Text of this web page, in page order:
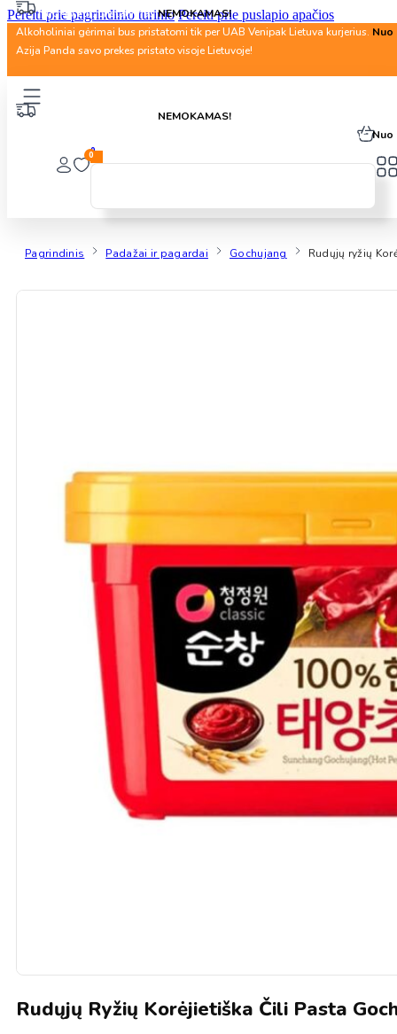
Pereiti prie pagrindinio turinio Pereiti prie puslapio apačios
Nuo 40 Eur. pristatymasNEMOKAMAS!
Alkoholiniai gėrimai bus pristatomi tik per UAB Venipak Lietuva kurjerius. Nuo
Azija Panda savo prekes pristato visoje Lietuvoje!
NEMOKAMAS!
Alkoholiniai gėrimai bus pristatomi tik per UAB Venipak Lietuva kurjerius.Nuo
00
Pagrindinis Padažai ir pagardai Gochujang Rudųjų ryžių
Rudųjų Ryžių Korėjietiška Čili Pasta